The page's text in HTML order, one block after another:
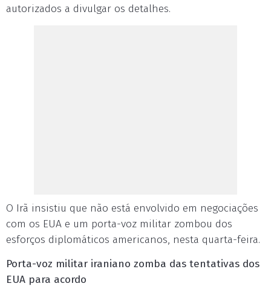
autorizados a divulgar os detalhes.
O Irã insistiu que não está envolvido em negociações
com os EUA e um porta-voz militar zombou dos
esforços diplomáticos americanos, nesta quarta-feira.
Porta-voz militar iraniano zomba das tentativas dos
EUA para acordo